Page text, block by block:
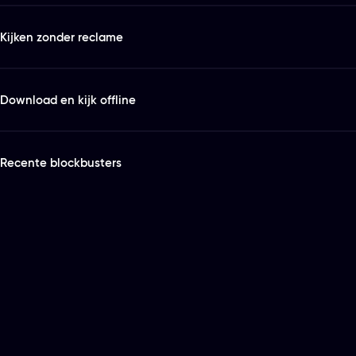
Kijken zonder reclame
Download en kijk offline
Recente blockbusters